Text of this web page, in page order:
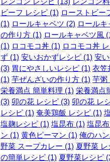
ビーフ レシピ (1) ローストビー
(1) ロールキャベツ (2) ロールキ
の作り方 (1) ロールキャベツ風
(1) ロコモコ丼 (1) ロコモコ丼
ず (1) 安いおかずレシピ (1) 安
(3) 胃にやさしいレシピ (1) 衣笠
(1) 芋ぜんざいの作り方 (1) 芋粥
栄養満点 簡単料理 (1) 栄養満点
(3) 卯の花 レシピ (3) 卯の花 レ
レシピ (1) 奄美鶏飯 レシピ (1)
塩麹レシピ (1) 塩昆布 (1) 塩昆
ン (1) 黄色ピーマン (1) 俺のハ
野菜 スープカレー (1) 夏野菜 レ
の簡単レシピ (1) 夏野菜レシピ